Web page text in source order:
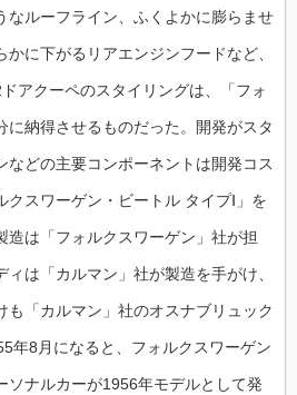
なルーフライン、ふくよかに膨らませ
に下がるリアエンジンフードなど、
アクーペのスタイリングは、「フォ
に納得させるものだった。開発がスタ
などの主要コンポーネントは開発コス
クスワーゲン・ビートル タイプⅠ」を
造は「フォルクスワーゲン」社が担
は「カルマン」社が製造を手がけ、
も「カルマン」社のオスナブリュック
年8月になると、フォルクスワーゲン
ソナルカーが1956年モデルとして発